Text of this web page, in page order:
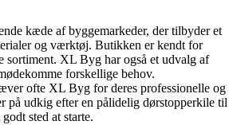
kæde af byggemarkeder, der tilbyder et
og værktøj. Butikken er kendt for
sortiment. XL Byg har også et udvalg af
forskellige behov.
ofte XL Byg for deres professionelle og
på udkig efter en pålidelig dørstopperkile til
sted at starte.